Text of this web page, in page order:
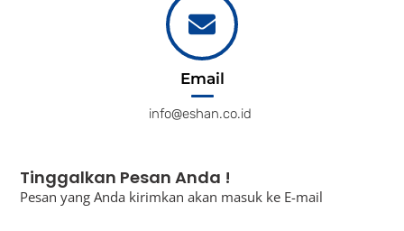
Email
info@eshan.co.id
Tinggalkan Pesan Anda !
Pesan yang Anda kirimkan akan masuk ke E-mail